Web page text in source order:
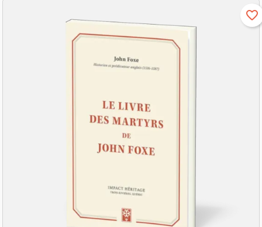
favorite_border